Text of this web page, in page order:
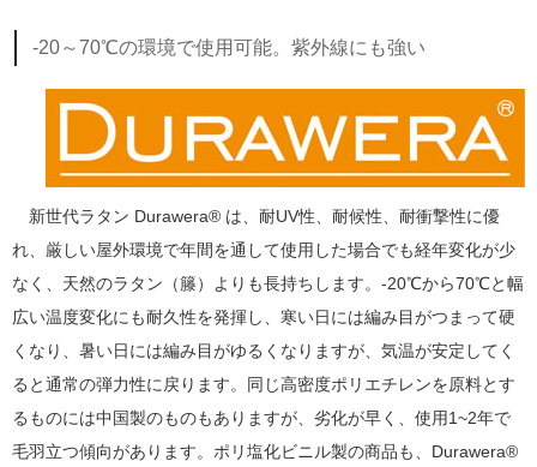
-20～70℃の環境で使用可能。紫外線にも強い
新世代ラタン Durawera® は、耐UV性、耐候性、耐衝撃性に優
れ、厳しい屋外環境で年間を通して使用した場合でも経年変化が少
なく、天然のラタン（籐）よりも長持ちします。-20℃から70℃と幅
広い温度変化にも耐久性を発揮し、寒い日には編み目がつまって硬
くなり、暑い日には編み目がゆるくなりますが、気温が安定してく
ると通常の弾力性に戻ります。同じ高密度ポリエチレンを原料とす
るものには中国製のものもありますが、劣化が早く、使用1~2年で
毛羽立つ傾向があります。ポリ塩化ビニル製の商品も、Durawera®